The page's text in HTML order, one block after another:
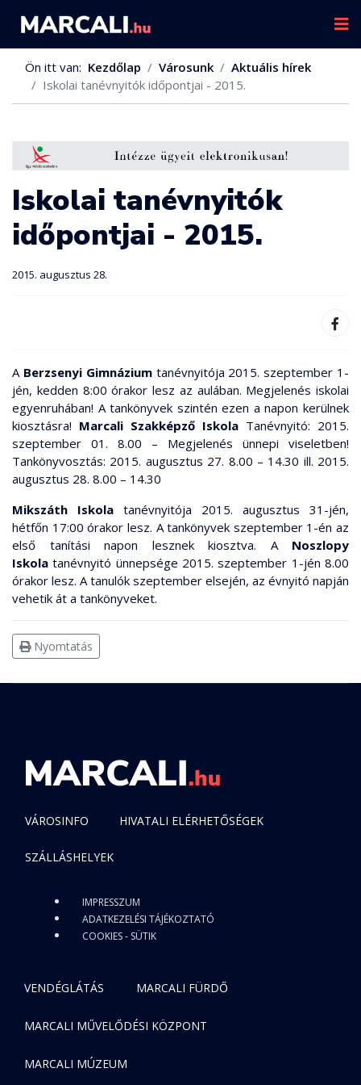
Ön itt van: Kezdőlap Városunk
Aktuális hírek
Iskolai tanévnyitók időpontjai - 2015.
Iskolai tanévnyitók
időpontjai - 2015.
2015. augusztus 28.
A Berzsenyi Gimnáziumtanévnyitója 2015. szeptember 1-
jén, kedden 8:00 órakor lesz az aulában. Megjelenés iskolai
egyenruhában! A tankönyvek szintén ezen a napon kerülnek
kiosztásra! Marcali Szakképző Iskola Tanévnyitó: 2015.
szeptember 01. 8.00 – Megjelenés ünnepi viseletben!
Tankönyvosztás: 2015. augusztus 27. 8.00 – 14.30 ill. 2015.
augusztus 28. 8.00 – 14.30
Mikszáth Iskola tanévnyitója 2015. augusztus 31-jén,
hétfőn 17:00 órakor lesz. A tankönyvek szeptember 1-én az
első tanítási napon lesznek kiosztva. A Noszlopy
Iskola tanévnyitó ünnepsége 2015. szeptember 1-jén 8.00
órakor lesz. A tanulók szeptember elsején, az évnyitó napján
vehetik át a tankönyveket.
Nyomtatás
VÁROSINFO HIVATALI ELÉRHETŐSÉGEK
SZÁLLÁSHELYEK
IMPRESSZUM
ADATKEZELÉSI TÁJÉKOZTATÓ
COOKIES - SÜTIK
VENDÉGLÁTÁS MARCALI FÜRDŐ
MARCALI MŰVELŐDÉSI KÖZPONT
MARCALI MÚZEUM